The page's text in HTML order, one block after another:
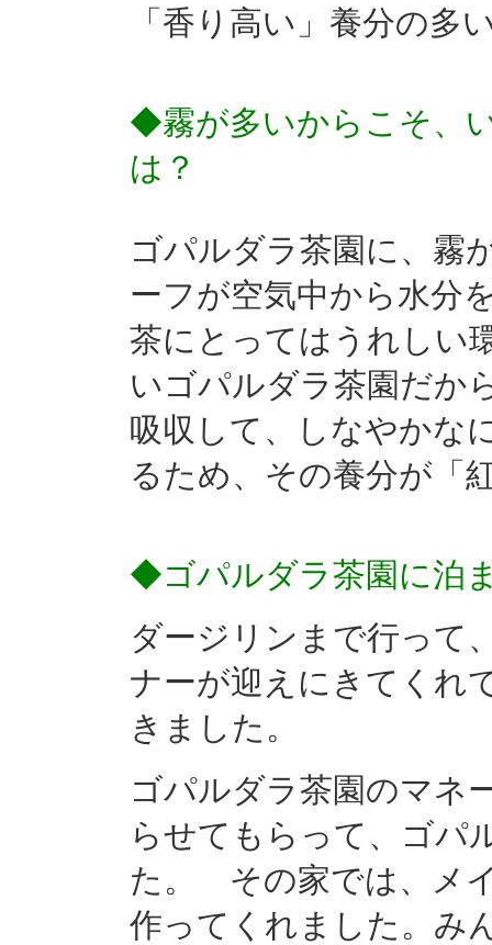
「香り高い」養分の多
◆霧が多いからこそ、
は？
ゴパルダラ茶園に、霧
ーフが空気中から水分
茶にとってはうれし
いゴパルダラ茶園だか
吸収して、しなやかな
るため、その養分が「
◆ゴパルダラ茶園に泊
ダージリンまで行って
ナーが迎えにきてくれ
きました。
ゴパルダラ茶園のマネ
らせてもらって、ゴパ
た。 その家では、メ
作ってくれました。